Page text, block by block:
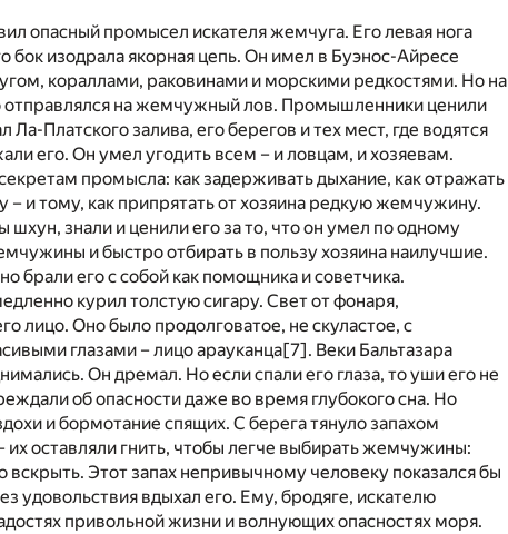
опасный промысел искателя жемчуга. Его левая нога
бок изодрала якорная цепь. Он имел в Буэнос-Айресе
кораллами, раковинами и морскими редкостями. Но на
отправлялся на жемчужный лов. Промышленники ценили
Ла-Платского залива, его берегов и тех мест, где водятся
его. Он умел угодить всем – и ловцам, и хозяевам.
промысла: как задерживать дыхание, как отражать
– и тому, как припрятать от хозяина редкую жемчужину.
знали и ценили его за то, что он умел по одному
и быстро отбирать в пользу хозяина наилучшие.
брали его с собой как помощника и советчика.
курил толстую сигару. Свет от фонаря,
лицо. Оно было продолговатое, не скуластое, с
глазами – лицо арауканца[7] . Веки Бальтазара
Он дремал. Но если спали его глаза, то уши его не
об опасности даже во время глубокого сна. Но
и бормотание спящих. С берега тянуло запахом
оставляли гнить, чтобы легче выбирать жемчужины:
Этот запах непривычному человеку показался бы
удовольствия вдыхал его. Ему, бродяге, искателю
привольной жизни и волнующих опасностях моря.